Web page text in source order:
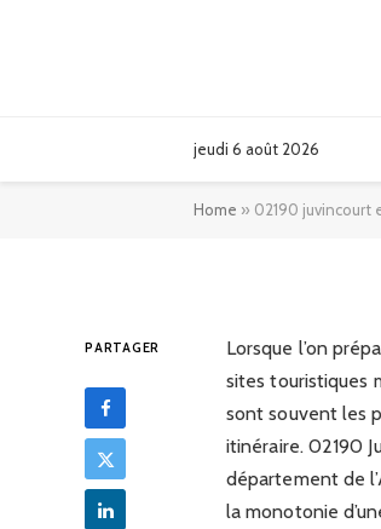
jeudi 6 août 2026
Home » 02190 juvincourt
PARTAGER
Lorsque l’on
sites touristiques
sont souvent les
itinéraire. 02190
département de
la monotonie